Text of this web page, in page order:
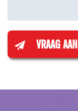
VRAAG AAN